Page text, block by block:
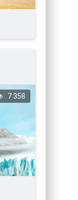
7 358